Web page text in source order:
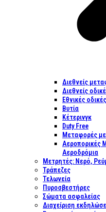
Διεθνείς
Διεθνείς
Εθνικές
Βυτία
Κέτερινγκ
Duty Free
Μεταφορές με
Αεροπορικές
Αεροδρόμια
Μετρητές: Νερό,
Τράπεζες
Τελωνεία
Πυροσβεστήρες
Σώματα ασφαλείας
Διαχείριση